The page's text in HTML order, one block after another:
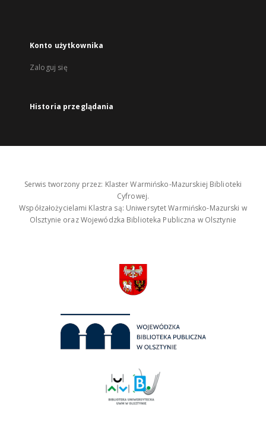
Konto użytkownika
Zaloguj się
Historia przeglądania
Serwis tworzony przez: Klaster Warmińsko-Mazurskiej Biblioteki
Cyfrowej.
Współzałożycielami Klastra są: Uniwersytet Warmińsko-Mazurski w
Olsztynie oraz Wojewódzka Biblioteka Publiczna w Olsztynie